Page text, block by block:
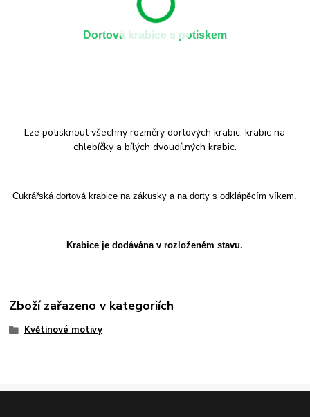
Dortová krabice s potiskem
Lze potisknout všechny rozměry dortových krabic, krabic na
chlebíčky a bílých dvoudílných krabic.
Cukrářská dortová krabice na zákusky a na dorty s odklápěcím víkem.
Krabice je dodávána v rozloženém stavu.
Zboží zařazeno v kategoriích
Květinové motivy